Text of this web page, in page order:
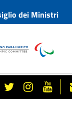
dei Ministri